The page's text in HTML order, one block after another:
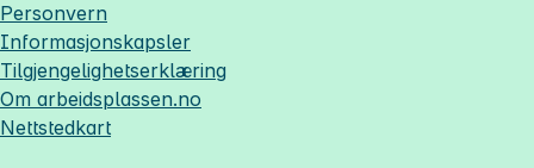
Personvern
Informasjonskapsler
Tilgjengelighetserklæring
Om arbeidsplassen.no
Nettstedkart